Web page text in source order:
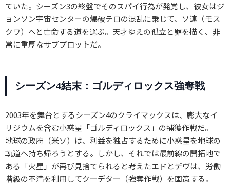
ていた。シーズン3の終盤でそのスパイ行為が発覚し、彼女はジ
ョンソン宇宙センターの爆破テロの混乱に乗じて、ソ連（モス
クワ）へと亡命する道を選ぶ。天才ゆえの孤立と罪を描く、非
常に重厚なサブプロットだ。
シーズン4結末：ゴルディロックス強奪戦
2003年を舞台とするシーズン4のクライマックスは、膨大なイ
リジウムを含む小惑星「ゴルディロックス」の捕獲作戦だ。
地球の政府（米ソ）は、利益を独占するために小惑星を地球の
軌道へ持ち帰ろうとする。しかし、それでは最前線の開拓地で
ある「火星」が再び見捨てられると考えたエドとデヴは、労働
階級の不満を利用してクーデター（強奪作戦）を画策する。